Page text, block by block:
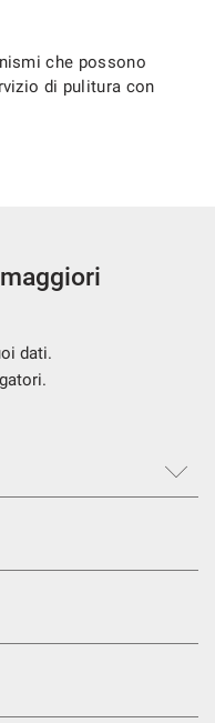
che possono
di pulitura con
dati.